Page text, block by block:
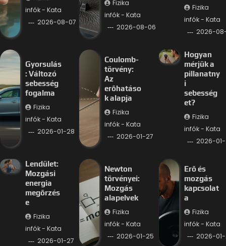
infók - Kata
2026-08-07
Fizika
infók - Kata
2026-08-06
Fizika
infók - Kata
2026-
Gyorsulás
: Változó
sebesség
fogalma
Fizika
infók - Kata
2026-01-28
Coulomb-
törvény:
Az
erőhatáso
k alapja
Fizika
infók - Kata
2026-01-27
Hogyan
mérjük a
pillanatny
i
sebesség
et?
Fizika
infók - Kata
2026-
Lendület:
Mozgási
energia
megőrzés
e
Fizika
infók - Kata
2026-01-27
Newton
törvényei:
Mozgás
alapelvek
Fizika
infók - Kata
2026-01-25
Erő és
mozgás
kapcsolat
a
Fizika
infók - Kata
2026-